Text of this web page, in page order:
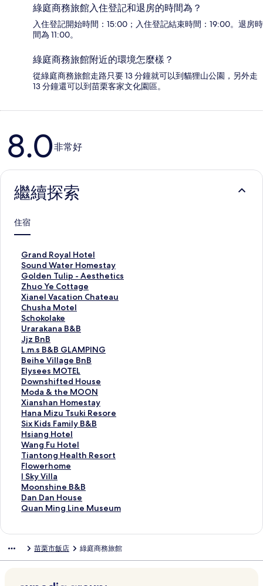
綠庭商務旅館入住登記和退房的時間為？
入住登記開始時間：15:00；入住登記結束時間：19:00。退房時
間為 11:00。
綠庭商務旅館附近的環境怎麼樣？
從綠庭商務旅館走路只要 13 分鐘就可以到貓狸山公園，另外走
13 分鐘還可以到苗栗客家文化園區。
評
論
8.0非常好
繼續探索
住宿
Grand Royal Hotel
G
r
a
n
d
R
o
y
a
l
H
o
t
e
l
的
連
結
Sound Water Homestay
S
o
u
n
d
W
a
t
e
r
H
o
m
e
s
t
a
y
的
連
結
Golden Tulip - Aesthetics
G
o
l
d
e
n
T
u
l
i
p
-
A
e
s
t
h
e
t
i
c
s
的
Zhuo Ye Cottage
Z
h
u
o
Y
e
C
o
t
t
a
g
e
的
連
結
Xianel Vacation Chateau
X
i
a
n
e
l
V
a
c
a
t
i
o
n
C
h
a
t
e
a
u
Chusha Motel
C
h
u
s
h
a
M
o
t
e
l
的
連
結
Schokolake
S
c
h
o
k
o
l
a
k
e
的
連
結
Urarakana B&B
U
r
a
r
a
k
a
n
a
B
&
B
的
連
結
Jjz BnB
J
j
z
B
n
B
的
連
結
L.m.s B&B GLAMPING
L
.
m
.
s
B
&
B
G
L
A
M
P
I
N
G
Beihe Village BnB
B
e
i
h
e
V
i
l
l
a
g
e
B
n
B
Elysees MOTEL
E
l
y
s
e
e
s
M
O
T
E
L
的
連
Downshifted House
D
o
w
n
s
h
i
f
t
e
d
H
o
的
連
Moda & the MOON
M
o
d
a
&
t
h
e
M
O
O
N
Xianshan Homestay
X
i
a
n
s
h
a
n
H
o
m
y
Hana Mizu Tsuki Resore
H
a
n
a
M
i
z
u
T
s
e
Six Kids Family B&B
S
i
x
K
i
d
s
F
a
B
Hsiang Hotel
H
s
i
a
n
g
H
o
的
連
Wang Fu Hotel
W
a
n
g
F
u
H
的
Tiantong Health Resort
T
i
a
n
t
o
a
Flowerhome
F
l
o
w
e
m
e
I Sky Villa
I
S
k
y
a
Moonshine B&B
M
o
o
n
Dan Dan House
D
a
H
Quan Ming Line Museum
Q
M
i
苗栗市飯店 綠庭商務旅館